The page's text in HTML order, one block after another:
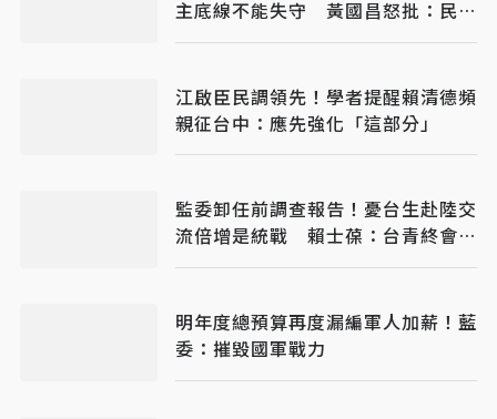
主底線不能失守 黃國昌怒批：民進
黨不要臉
江啟臣民調領先！學者提醒賴清德頻
親征台中：應先強化「這部分」
監委卸任前調查報告！憂台生赴陸交
流倍增是統戰 賴士葆：台青終會認
清台獨手段
明年度總預算再度漏編軍人加薪！藍
委：摧毀國軍戰力